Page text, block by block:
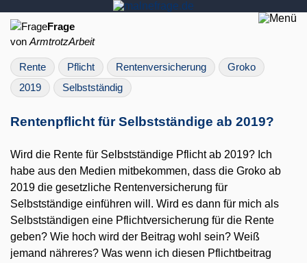
Frage
von ArmtrotzArbeit
Rente Pflicht Rentenversicherung
Groko
2019
Selbstständig
Rentenpflicht für Selbstständige ab 2019?
Wird die Rente für Selbstständige Pflicht ab 2019? Ich
habe aus den Medien mitbekommen, dass die Groko ab
2019 die gesetzliche Rentenversicherung für
Selbstständige einführen will. Wird es dann für mich als
Selbstständigen eine Pflichtversicherung für die Rente
geben? Wie hoch wird der Beitrag wohl sein? Weiß
jemand nähreres? Was wenn ich diesen Pflichtbeitrag